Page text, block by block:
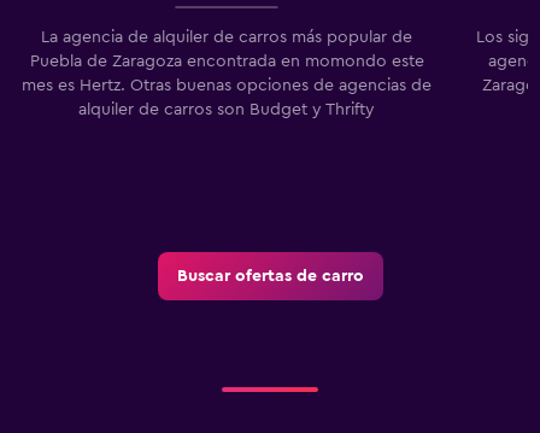
La agencia de alquiler de carros más popular de
Puebla de Zaragoza encontrada en momondo este
mes es Hertz. Otras buenas opciones de agencias de
alquiler de carros son Budget y Thrifty
Los
Buscar ofertas de carro